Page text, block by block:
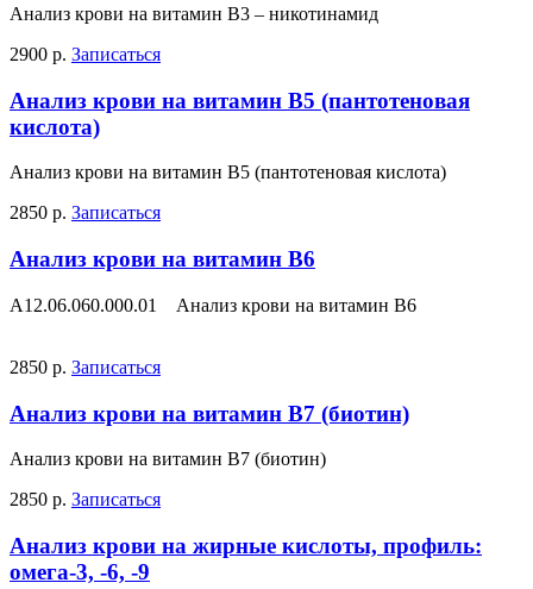
Анализ крови на витамин В3 – никотинамид
2900 р. Записаться
Анализ крови на витамин В5 (пантотеновая
кислота)
Анализ крови на витамин В5 (пантотеновая кислота)
2850 р. Записаться
Анализ крови на витамин B6
A12.06.060.000.01 Анализ крови на витамин B6
2850 р. Записаться
Анализ крови на витамин В7 (биотин)
Анализ крови на витамин В7 (биотин)
2850 р. Записаться
Анализ крови на жирные кислоты, профиль:
омега-3, -6, -9